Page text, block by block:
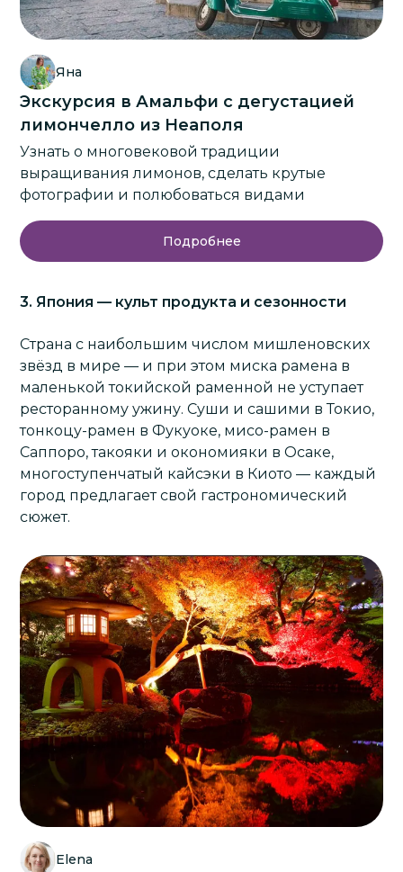
Яна
Экскурсия в Амальфи с дегустацией
лимончелло из Неаполя
Узнать о многовековой традиции
выращивания лимонов, сделать крутые
фотографии и полюбоваться видами
Подробнее
3. Япония — культ продукта и сезонности
Страна с наибольшим числом мишленовских
звёзд в мире — и при этом миска рамена в
маленькой токийской раменной не уступает
ресторанному ужину. Суши и сашими в Токио,
тонкоцу-рамен в Фукуоке, мисо-рамен в
Саппоро, такояки и окономияки в Осаке,
многоступенчатый кайсэки в Киото — каждый
город предлагает свой гастрономический
сюжет.
Elena